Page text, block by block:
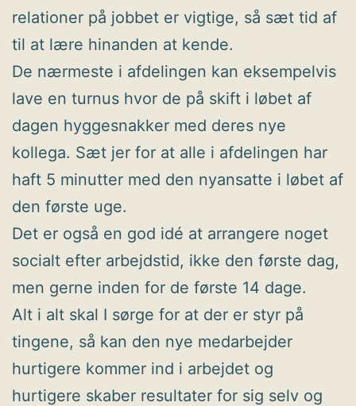
relationer på jobbet er vigtige, så sæt tid af
til at lære hinanden at kende.
De nærmeste i afdelingen kan eksempelvis
lave en turnus hvor de på skift i løbet af
dagen hyggesnakker med deres nye
kollega. Sæt jer for at alle i afdelingen har
haft 5 minutter med den nyansatte i løbet af
den første uge.
Det er også en god idé at arrangere noget
socialt efter arbejdstid, ikke den første dag,
men gerne inden for de første 14 dage.
Alt i alt skal I sørge for at der er styr på
tingene, så kan den nye medarbejder
hurtigere kommer ind i arbejdet og
hurtigere skaber resultater for sig selv og